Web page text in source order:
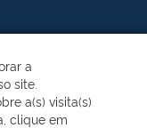
a
site.
a(s) visita(s)
clique em